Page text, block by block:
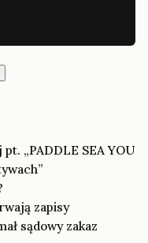
„PADDLE SEA YOU
zapisy
sądowy zakaz